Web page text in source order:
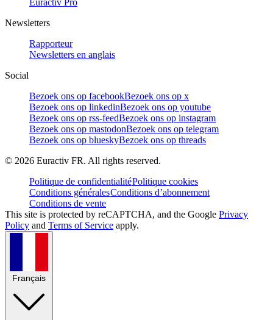
Euractiv Pro
Newsletters
Rapporteur
Newsletters en anglais
Social
Bezoek ons op facebookBezoek ons op x
Bezoek ons op linkedinBezoek ons op youtube
Bezoek ons op rss-feedBezoek ons op instagram
Bezoek ons op mastodonBezoek ons op telegram
Bezoek ons op blueskyBezoek ons op threads
© 2026 Euractiv FR. All rights reserved.
Politique de confidentialitéPolitique cookies
Conditions généralesConditions d’abonnement
Conditions de vente
This site is protected by reCAPTCHA, and the Google Privacy
Policy and Terms of Service apply.
Français